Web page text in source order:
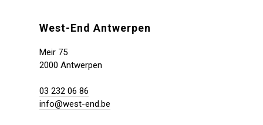
West-End Antwerpen
Meir 75
2000 Antwerpen
03 232 06 86
info@west-end.be